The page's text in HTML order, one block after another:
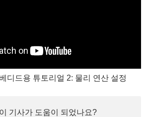
디드용 튜토리얼 2: 물리 연산 설정
이 기사가 도움이 되었나요?